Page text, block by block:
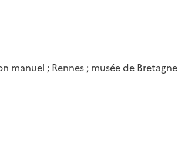
manuel ; Rennes ; musée de Bretagne